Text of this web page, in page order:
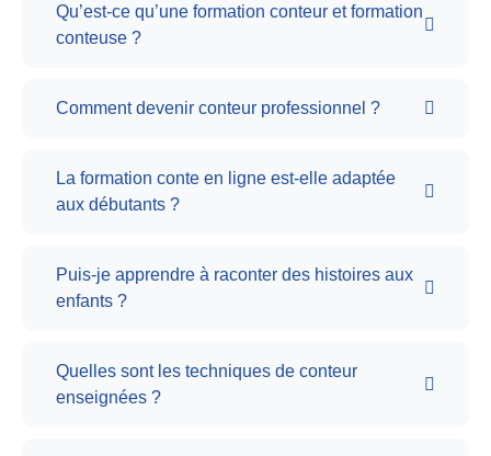
Qu’est-ce qu’une formation conteur et formation
conteuse ?
Comment devenir conteur professionnel ?
La formation conte en ligne est-elle adaptée
aux débutants ?
Puis-je apprendre à raconter des histoires aux
enfants ?
Quelles sont les techniques de conteur
enseignées ?